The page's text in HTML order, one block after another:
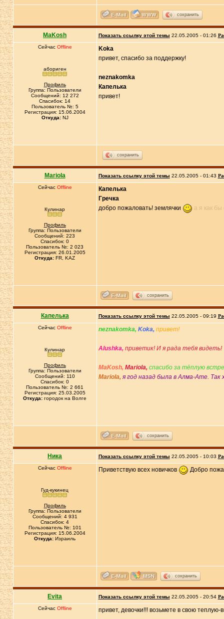
сохранить
MaKosh Показать ссылку этой темы 22.05.2005 - 01:26
Сейчас Offline
абориген
Профиль
Группа: Пользователи
Сообщений: 12 272
Спасибок: 14
Пользователь №: 5
Регистрация: 15.06.2004
Откуда:NJ
Koka
привет, спасибо за поддержку!
neznakomka
Капелька
привет!
сохранить
Mariola Показать ссылку этой темы 22.05.2005 - 01:43
Сейчас Offline
Кулинар
Профиль
Группа: Пользователи
Сообщений: 223
Спасибок: 0
Пользователь №: 2 023
Регистрация: 26.01.2005
Откуда: FR, KAZ
Капелька
Гречка
добро пожаловать! землячки
а я как
сохранить
Капелька Показать ссылку этой темы 22.05.2005 - 09:19
Сейчас Offline
Кулинар
Профиль
Группа: Пользователи
Сообщений: 110
Спасибок: 0
Пользователь №: 2 661
Регистрация: 25.03.2005
Откуда: городок на Волге
neznakomka, Koka, привет!
Alushka, приветик! И я рада тебя видеть!
MaKosh, Mariola, спасибо за тёплую
Mariola, я год назад была в Алма-Ате.
сохранить
Ника Показать ссылку этой темы 22.05.2005 - 10:03
Сейчас Offline
Гуд-кукинец
Профиль
Группа: Пользователи
Сообщений: 4 931
Спасибок: 4
Пользователь №: 101
Регистрация: 15.06.2004
Откуда: Израиль
Приветствую всех новичков Добро
сохранить
Evita Показать ссылку этой темы 22.05.2005 - 20:54
Сейчас Offline привет, девочки!!! возьмете в свою